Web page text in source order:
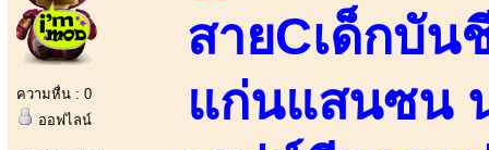
ความหื่น : 0
ออฟไลน์
สายCเด็กบัน
แก่นแสนซน